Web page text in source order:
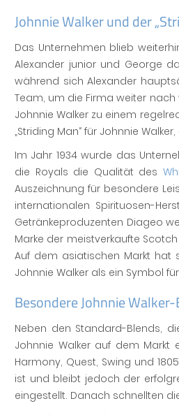
Johnnie Walker und der
Das Unternehmen blieb
Alexander junior und George
während sich Alexander
Team, um die Firma weiter
Johnnie Walker zu einem
„Striding Man“ für Johnnie
Im Jahr 1934 wurde das
die Royals die Qualität des
Auszeichnung für besondere
internationalen Spirituosen-
Getränkeproduzenten Diageo
Marke der meistverkaufte Scotch
Auf dem asiatischen Markt hat
Johnnie Walker als ein Symbol
Besondere Johnnie
Neben den Standard-Blends,
Johnnie Walker auf dem Markt
Harmony, Quest, Swing und
ist und bleibt jedoch der
eingestellt. Danach schnellten